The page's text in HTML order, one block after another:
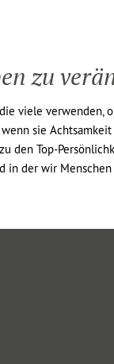
zu
viele verwenden,
sie
den Top-
in der wir